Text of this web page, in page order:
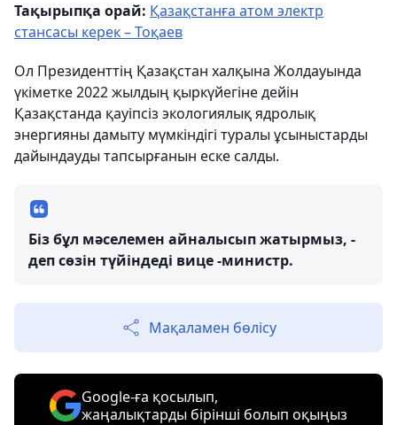
Тақырыпқа орай: Қазақстанға атом электр
стансасы керек – Тоқаев
Ол Президенттің Қазақстан халқына Жолдауында
үкіметке 2022 жылдың қыркүйегіне дейін
Қазақстанда қауіпсіз экологиялық ядролық
энергияны дамыту мүмкіндігі туралы ұсыныстарды
дайындауды тапсырғанын еске салды.
Біз бұл мәселемен айналысып жатырмыз, -
деп сөзін түйіндеді вице -министр.
Мақаламен бөлісу
Google-ға қосылып,
жаңалықтарды бірінші болып оқыңыз